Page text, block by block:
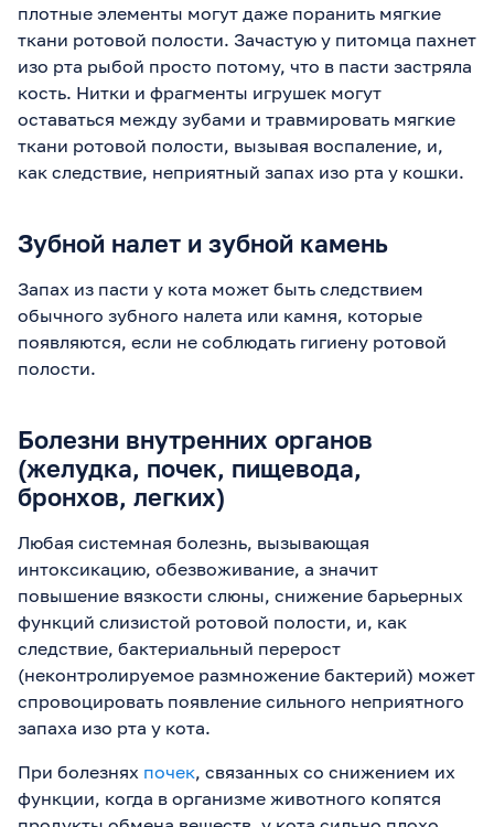
плотные элементы могут даже поранить мягкие
ткани ротовой полости. Зачастую у питомца пахнет
изо рта рыбой просто потому, что в пасти застряла
кость. Нитки и фрагменты игрушек могут
оставаться между зубами и травмировать мягкие
ткани ротовой полости, вызывая воспаление, и,
как следствие, неприятный запах изо рта у кошки.
Зубной налет и зубной камень
Запах из пасти у кота может быть следствием
обычного зубного налета или камня, которые
появляются, если не соблюдать гигиену ротовой
полости.
Болезни внутренних органов
(желудка, почек, пищевода,
бронхов, легких)
Любая системная болезнь, вызывающая
интоксикацию, обезвоживание, а значит
повышение вязкости слюны, снижение барьерных
функций слизистой ротовой полости, и, как
следствие, бактериальный перерост
(неконтролируемое размножение бактерий) может
спровоцировать появление сильного неприятного
запаха изо рта у кота.
При болезнях почек, связанных со снижением их
функции, когда в организме животного копятся